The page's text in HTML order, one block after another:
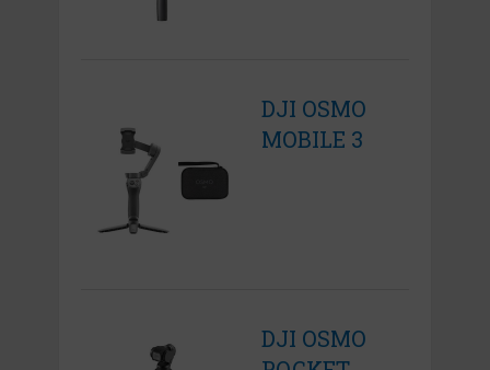
DJI OSMO
MOBILE 3
DJI OSMO